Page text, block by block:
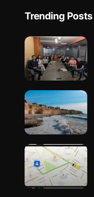
Trending Posts